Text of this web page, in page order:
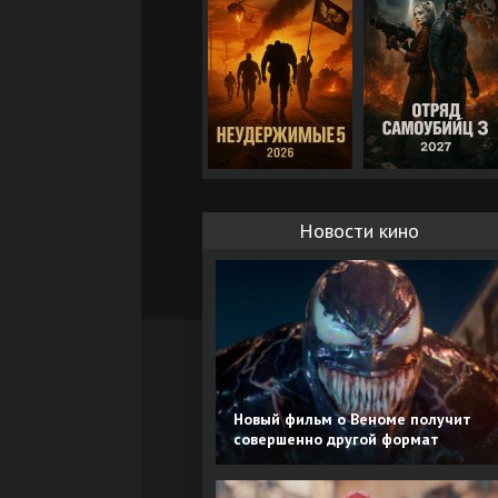
Новости кино
Новый фильм о Веноме получит
совершенно другой формат